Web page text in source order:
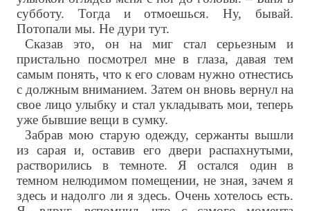
субботу. Тогда и отмоешься. Ну, бывай.
Потопали мы. Не дури тут.
Сказав это, он на миг стал серьезным и
пристально посмотрел мне в глаза, давая тем
самым понять, что к его словам нужно отнестись
с должным вниманием. Затем он вновь вернул на
свое лицо улыбку и стал укладывать мои, теперь
уже бывшие вещи в сумку.
Забрав мою старую одежду, сержанты вышли
из сарая и, оставив его двери распахнутыми,
растворились в темноте. Я остался один в
темном нелюдимом помещении, не зная, зачем я
здесь и надолго ли я здесь. Очень хотелось есть.